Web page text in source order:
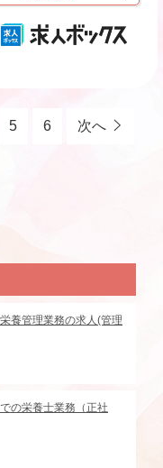
5 6 次へ
養管理業務の求人(管理
の栄養士業務（正社